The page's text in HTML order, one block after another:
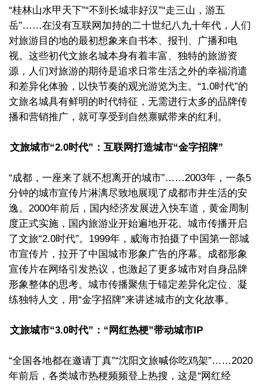
“桂林山水甲天下”“不到长城非好汉”“走三山，游五
岳”……在没有互联网加持的二十世纪八九十年代，人们
对旅游目的地的最初想象来自书本、报刊、广播和电
视。这些初代文旅名城本身有着丰富、独特的旅游资
源，人们对旅游的期待是追求日常生活之外的幸福消遣
和差异化体验，以快节奏的观光游览为主。“1.0时代”的
文旅名城具有鲜明的时代特征，无需进行太多的品牌传
播和营销推广，就可享受到自然禀赋带来的红利。
文旅城市“2.0时代”：互联网打造城市“金字招牌”
“成都，一座来了就不想离开的城市”……2003年，一条5
分钟的城市宣传片淋漓尽致地展现了成都市井生活的安
逸。2000年前后，国内经济发展进入快车道，黄金周制
度正式实施，国内旅游业开始遍地开花。城市传播开启
了文旅“2.0时代”。1999年，威海市拍摄了中国第一部城
市宣传片，拉开了中国城市形象广告的序幕。成都形象
宣传片在网络引发热议，也激起了更多城市对自身品牌
形象整体的思考。城市传播聚焦于锚定差异化定位、凝
练独特人文，用“金字招牌”来讲述城市的文化故事。
文旅城市“3.0时代”：“网红热梗”带动城市IP
“全国各地都在邀请丁真”“沈阳文旅喊你吃鸡架”……2020
年前后，各类城市热梗频频登上热搜，这是“网红经